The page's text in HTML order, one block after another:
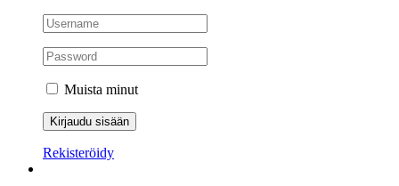
Muista minut
Rekisteröidy